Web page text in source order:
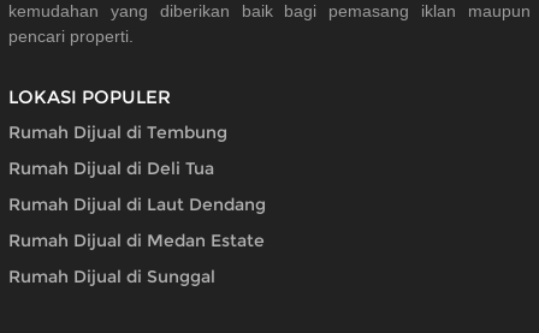
kemudahan yang diberikan baik bagi pemasang iklan maupun
pencari properti.
LOKASI POPULER
Rumah Dijual di Tembung
Rumah Dijual di Deli Tua
Rumah Dijual di Laut Dendang
Rumah Dijual di Medan Estate
Rumah Dijual di Sunggal